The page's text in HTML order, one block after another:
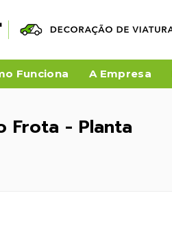
Funciona A Empresa
Frota - Planta